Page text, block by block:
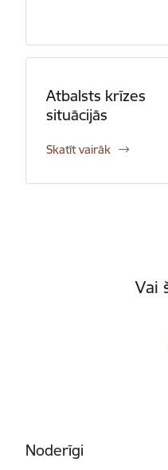
Atbalsts krīzes
situācijās
Skatīt vairāk
Vai
Noderīgi